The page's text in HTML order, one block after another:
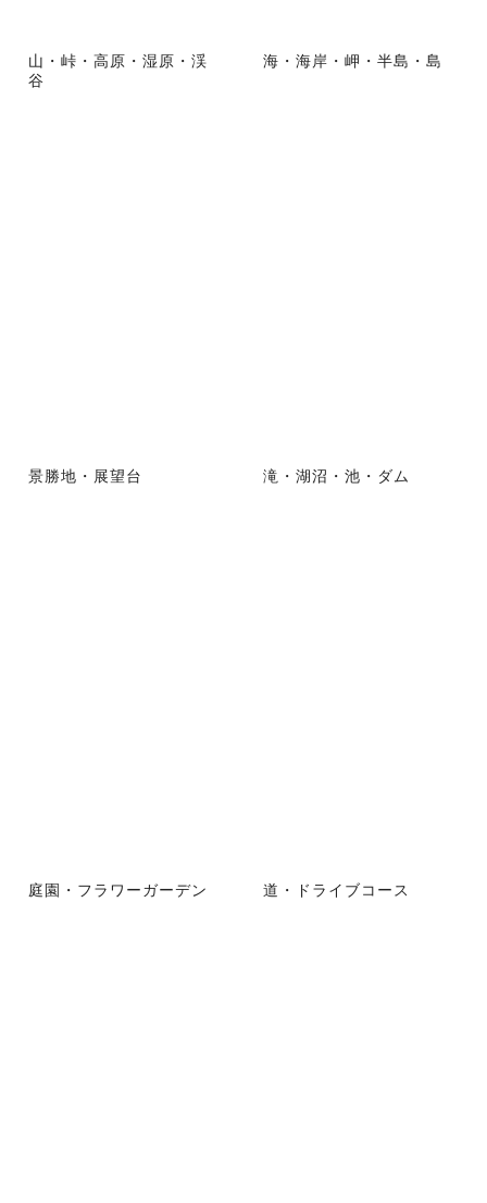
山・峠・高原・湿原・渓
谷
海・海岸・岬・半島・島
景勝地・展望台 滝・湖沼・池・ダム
庭園・フラワーガーデン 道・ドライブコース